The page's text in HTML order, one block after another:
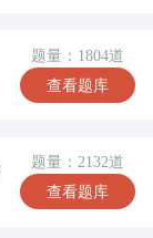
题量：1804道
查看题库
题量：2132道
查看题库